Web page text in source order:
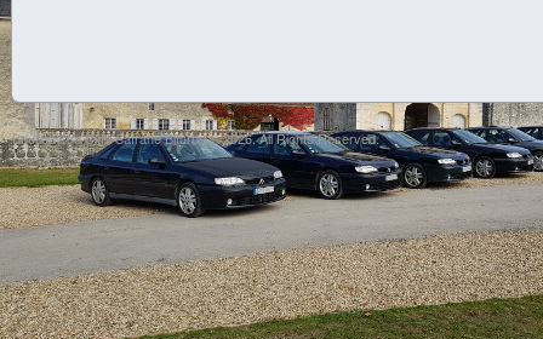
Boutique du Club Safrane Biturbo © 2026. All Rights Reserved.